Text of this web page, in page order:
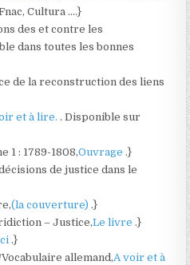
Cultura ….}
des et contre les
dans toutes les bonnes
de la reconstruction des liens
et à lire.. Disponible sur
1 : 1789-1808,Ouvrage.}
de justice dans le
(la couverture).}
– Justice,Le livre.}
.}
allemand,A voir et à